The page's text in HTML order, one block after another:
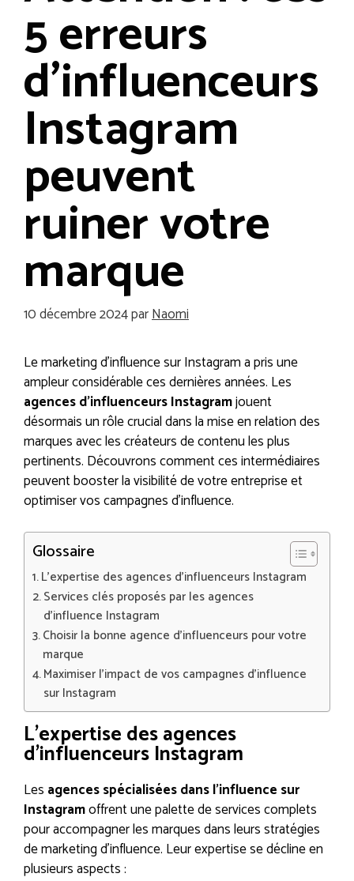
5 erreurs
d’influenceurs
Instagram
peuvent
ruiner votre
marque
10 décembre 2024parNaomi
Le marketing d’influence sur Instagram a pris une
ampleur considérable ces dernières années. Les
agences d’influenceurs Instagramjouent
désormais un rôle crucial dans la mise en relation des
marques avec les créateurs de contenu les plus
pertinents. Découvrons comment ces intermédiaires
peuvent booster la visibilité de votre entreprise et
optimiser vos campagnes d’influence.
Glossaire
L’expertise des agences d’influenceurs Instagram
Services clés proposés par les agences
d’influence Instagram
Choisir la bonne agence d’influenceurs pour votre
marque
Maximiser l’impact de vos campagnes d’influence
sur Instagram
L’expertise des agences
d’influenceurs Instagram
Les agences spécialisées dans l’influence sur
Instagramoffrent une palette de services complets
pour accompagner les marques dans leurs stratégies
de marketing d’influence. Leur expertise se décline en
plusieurs aspects :